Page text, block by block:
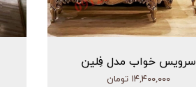
سرویس خواب مدل فِلین
۱۴,۴۰۰,۰۰۰ تومان